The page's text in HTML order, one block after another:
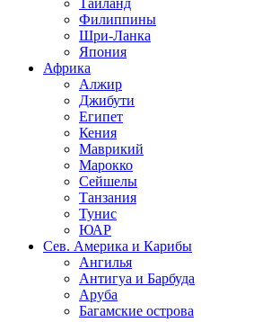
Таиланд
Филиппины
Шри-Ланка
Япония
Африка
Алжир
Джибути
Египет
Кения
Маврикий
Марокко
Сейшелы
Танзания
Тунис
ЮАР
Сев. Америка и Карибы
Ангилья
Антигуа и Барбуда
Аруба
Багамские острова